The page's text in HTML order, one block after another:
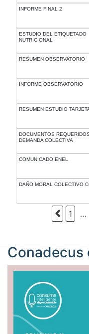
INFORME FINAL 2
ESTUDIO DEL ETIQUETADO
NUTRICIONAL
RESUMEN OBSERVATORIO
INFORME OBSERVATORIO
RESUMEN ESTUDIO
DOCUMENTOS
DEMANDA COLECTIVA
COMUNICADO ENEL
DAÑO MORAL COLECTIVO
1 …
Conadecus